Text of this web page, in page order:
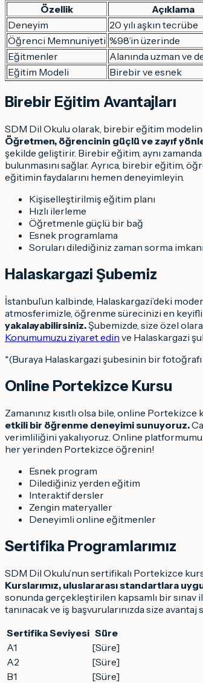
Özellik
Açıklama
Deneyim
20 yılı aşkın tecrübe
Öğrenci Memnuniyeti %98’in üzerinde
Eğitmenler
Alanında uzman ve
Eğitim Modeli
Birebir ve esnek
Birebir Eğitim Avantajları
SDM Dil Okulu olarak, birebir eğitim
Öğretmen, öğrencinin güçlü ve zayıf
şekilde geliştirir. Birebir eğitim, aynı
bulunmasını sağlar. Ayrıca, birebir eğitim,
eğitimin faydalarını hemen deneyimleyin.
Kişiselleştirilmiş eğitim planı
Hızlı ilerleme
Öğretmenle güçlü bir bağ
Esnek programlama
Soruları dilediğiniz zaman sorma imkanı
Halaskargazi Şubemiz
İstanbul’un kalbinde, Halaskargazi’deki
atmosferimizle, öğrenme sürecinizi en
yakalayabilirsiniz.Şubemizde, size özel
Konumumuzu ziyaret edin ve Halaskargazi
*(Buraya Halaskargazi şubesinin bir
Online Portekizce Kursu
Zamanınız kısıtlı olsa bile, online
etkili bir öğrenme deneyimi sunuyoruz.
verimliliğini yakalıyoruz. Online
her yerinden Portekizce öğrenin!
Esnek program
Dilediğiniz yerden eğitim
Interaktif dersler
Zengin materyaller
Deneyimli online eğitmenler
Sertifika Programlarımız
SDM Dil Okulu’nun sertifikalı Portekizce
Kurslarımız, uluslararası standartlara
sonunda gerçekleştirilen kapsamlı bir sınav
tanınacak ve iş başvurularınızda size avantaj
Sertifika Seviyesi Süre
A1
[Süre]
A2
[Süre]
B1
[Süre]